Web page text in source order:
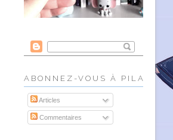
ABONNEZ-VOUS À PILALIRE!
Articles
Commentaires